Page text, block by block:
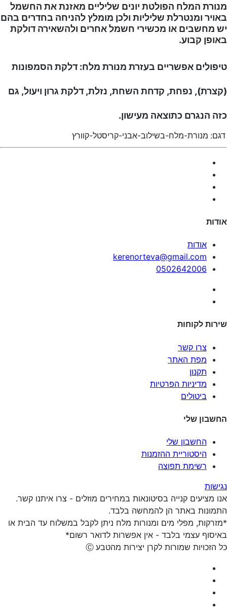
מנורת המלח הפולטת יונים שליליים מאזנת את החשמל
באויר ומנטרלת שליליות ולכן מומלץ להניחה בחדרים בהם
יש מחשבים או מכשירי חשמל אחרים ולהשאירה דולקת
באופן קבוע.
טיפולים אפשריים בעזרת מנורת מלח: דלקת הסמפונות
(קצרת), נפחת, קדחת השחת, נזלת, דלקת גרון ויעול, גם
כזה הנגרם כתוצאה מעישון.
דגם: מנורת-מלח-בשילוב-אבני-קריסטל-קוורץ
אודות
אודות
kerenorteva@gmail.com
0502642006
שירות לקוחות
צרו קשר
מפת האתר
תקנון
מדיניות הפרטיות
ביטולים
החשבון שלי
החשבון שלי
היסטוריית ההזמנות
רשימת תפוצה
נגישות
אנו מציעים קנייה בסיטונאות במחירים מוזלים - צרו איתנו קשר.
התמונות באתר הן להמחשה בלבד.
*מזרקות, מפלי מים ומנורות מלח ניתן לקבל במשלוח עד הבית או
באיסוף עצמי בלבד - אין אפשרות לדואר רשום*
כל הזכויות שמורות לקרן יצירות מהטבע Ⓒ